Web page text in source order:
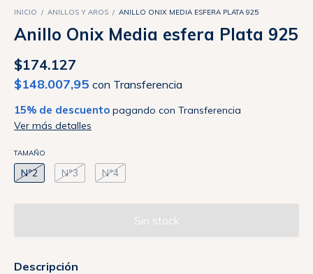
INICIO / ANILLOS Y AROS / ANILLO ONIX MEDIA ESFERA PLATA 925
Anillo Onix Media esfera Plata 925
$174.127
$148.007,95 con Transferencia
15% de descuento pagando con Transferencia
Ver más detalles
TAMAÑO
Nº2 Nº3 Nº4
Descripción